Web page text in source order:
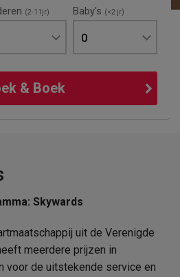
(2-11jr) Baby's (<2 jr)
0
& Boek
Skywards
uit de Verenigde
meerdere prijzen in
voor de uitstekende service en